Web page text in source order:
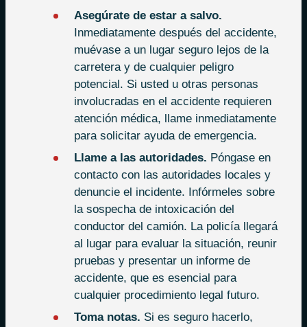
Asegúrate de estar a salvo.
Inmediatamente después del accidente,
muévase a un lugar seguro lejos de la
carretera y de cualquier peligro
potencial. Si usted u otras personas
involucradas en el accidente requieren
atención médica, llame inmediatamente
para solicitar ayuda de emergencia.
Llame a las autoridades. Póngase en
contacto con las autoridades locales y
denuncie el incidente. Infórmeles sobre
la sospecha de intoxicación del
conductor del camión. La policía llegará
al lugar para evaluar la situación, reunir
pruebas y presentar un informe de
accidente, que es esencial para
cualquier procedimiento legal futuro.
Toma notas. Si es seguro hacerlo,